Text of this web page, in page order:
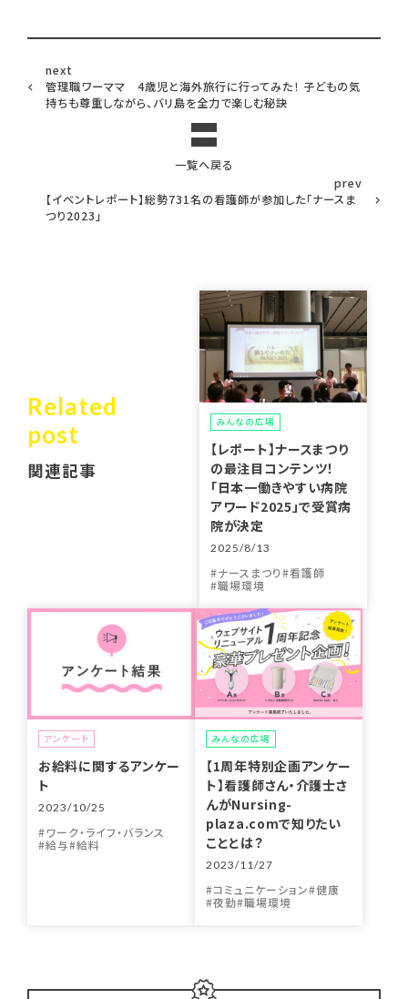
next
管理職ワーママ 4歳児と海外旅行に行ってみた！ 子どもの気
持ちも尊重しながら、バリ島を全力で楽しむ秘訣
一覧へ戻る
prev
【イベントレポート】総勢731名の看護師が参加した「ナースま
つり2023」
Related
post
関連記事
みんなの広場
【レポート】ナースまつり
の最注目コンテンツ！
「日本一働きやすい病院
アワード2025」で受賞病
院が決定
2025/8/13
ナースまつり
看護師
職場環境
アンケート
お給料に関するアンケー
ト
2023/10/25
ワーク・ライフ・バランス
給与 給料
みんなの広場
【1周年特別企画アンケー
ト】看護師さん・介護士さ
んがNursing-
plaza.comで知りたい
こととは？
2023/11/27
コミュニケーション 健康
夜勤 職場環境